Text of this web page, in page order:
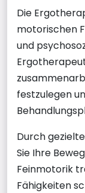
Die
motorischen
und
festzulegen
Durch
Sie Ihre
Feinmotorik
Fähigkeiten